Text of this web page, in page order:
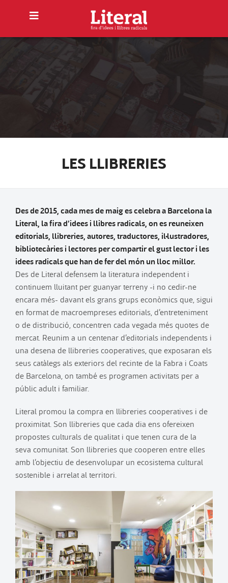
LES LLIBRERIES
Des de 2015, cada mes de maig es celebra a Barcelona la
Literal, la fira d’idees i llibres radicals, on es reuneixen
editorials, llibreries, autores, traductores, il·lustradores,
bibliotecàries i lectores per compartir el gust lector i les
idees radicals que han de fer del món un lloc millor.
Des de Literal defensem la literatura independent i
continuem lluitant per guanyar terreny -i no cedir-ne
encara més- davant els grans grups econòmics que, sigui
en format de macroempreses editorials, d’entreteniment
o de distribució, concentren cada vegada més quotes de
mercat. Reunim a un centenar d’editorials independents i
una desena de llibreries cooperatives, que exposaran els
seus catàlegs als exteriors del recinte de la Fabra i Coats
de Barcelona, on també es programen activitats per a
públic adult i familiar.
Literal promou la compra en llibreries cooperatives i de
proximitat. Son llibreries que cada dia ens ofereixen
propostes culturals de qualitat i que tenen cura de la
seva comunitat. Son llibreries que cooperen entre elles
amb l’objectiu de desenvolupar un ecosistema cultural
sostenible i arrelat al territori.